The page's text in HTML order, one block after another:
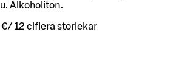
Alkoholiton.
€/ 12 cl flera storlekar